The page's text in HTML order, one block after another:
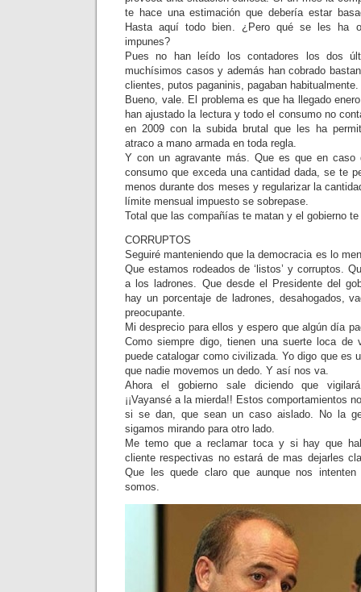
te hace una estimación que debería estar
Hasta aquí todo bien. ¿Pero qué se les ha
impunes?
Pues no han leído los contadores los dos
muchísimos casos y además han cobrado
clientes, putos paganinis, pagaban habitualmente.
Bueno, vale. El problema es que ha llegado
han ajustado la lectura y todo el consumo no
en 2009 con la subida brutal que les ha
atraco a mano armada en toda regla.
Y con un agravante más. Que es que en
consumo que exceda una cantidad dada, se te
menos durante dos meses y regularizar la
límite mensual impuesto se sobrepase.
Total que las compañías te matan y el gobierno
CORRUPTOS
Seguiré manteniendo que la democracia es lo
Que estamos rodeados de ‘listos’ y corruptos.
a los ladrones. Que desde el Presidente del
hay un porcentaje de ladrones, desahogados,
preocupante.
Mi desprecio para ellos y espero que algún día
Como siempre digo, tienen una suerte loca de
puede catalogar como civilizada. Yo digo que es
que nadie movemos un dedo. Y así nos va.
Ahora el gobierno sale diciendo que
¡¡Vayansé a la mierda!! Estos comportamientos
si se dan, que sean un caso aislado. No la
sigamos mirando para otro lado.
Me temo que a reclamar toca y si hay que
cliente respectivas no estará de mas dejarles
Que les quede claro que aunque nos
somos.